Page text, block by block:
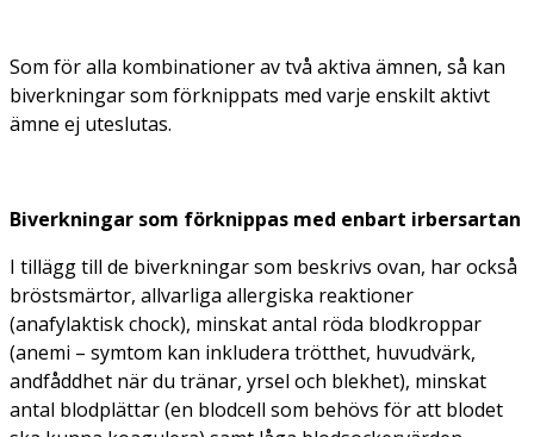
Som för alla kombinationer av två aktiva ämnen, så kan
biverkningar som förknippats med varje enskilt aktivt
ämne ej uteslutas.
Biverkningar som förknippas med enbart irbersartan
I tillägg till de biverkningar som beskrivs ovan, har också
bröstsmärtor, allvarliga allergiska reaktioner
(anafylaktisk chock), minskat antal röda blodkroppar
(anemi – symtom kan inkludera trötthet, huvudvärk,
andfåddhet när du tränar, yrsel och blekhet), minskat
antal blodplättar (en blodcell som behövs för att blodet